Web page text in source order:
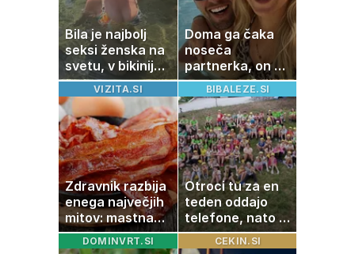
Bila je najbolj
seksi ženska na
svetu, v bikiniju
znova navdušila
Doma ga čaka
noseča
partnerka, on pa
dopustuje z
drugo
VIZITA.SI
Zdravnik razbija
enega največjih
mitov: mastna
jetra ne
nastanejo zaradi
BIBALEZE.SI
Otroci tu za en
teden oddajo
telefone, nato pa
se zgodi nekaj
nepričakovanega
DOMINVRT.SI CEKIN.SI